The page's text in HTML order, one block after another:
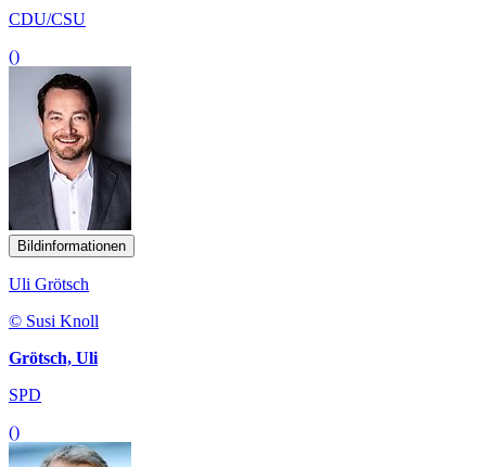
CDU/CSU
()
Bildinformationen
Uli Grötsch
© Susi Knoll
Grötsch, Uli
SPD
()